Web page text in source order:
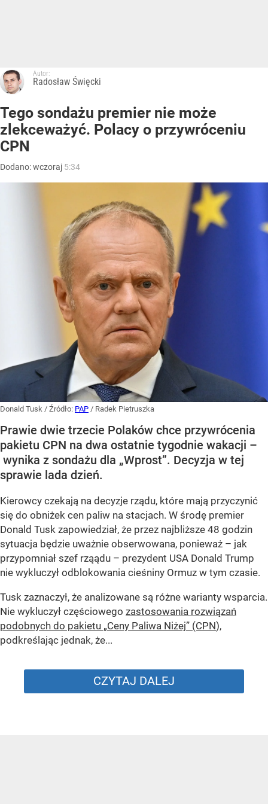
Autor:
Radosław Święcki
Tego sondażu premier nie może
zlekceważyć. Polacy o przywróceniu
CPN
Dodano:wczoraj 5:34
Donald Tusk / Źródło: PAP / Radek Pietruszka
Prawie dwie trzecie Polaków chce przywrócenia
pakietu CPN na dwa ostatnie tygodnie wakacji –
wynika z sondażu dla „Wprost”. Decyzja w tej
sprawie lada dzień.
Kierowcy czekają na decyzje rządu, które mają przyczynić
się do obniżek cen paliw na stacjach. W środę premier
Donald Tusk zapowiedział, że przez najbliższe 48 godzin
sytuacja będzie uważnie obserwowana, ponieważ – jak
przypomniał szef rząądu – prezydent USA Donald Trump
nie wykluczył odblokowania cieśniny Ormuz w tym czasie.
Tusk zaznaczył, że analizowane są różne warianty wsparcia.
Nie wykluczył częściowego zastosowania rozwiązań
podobnych do pakietu „Ceny Paliwa Niżej” (CPN),
podkreślając jednak, że...
CZYTAJ DALEJ